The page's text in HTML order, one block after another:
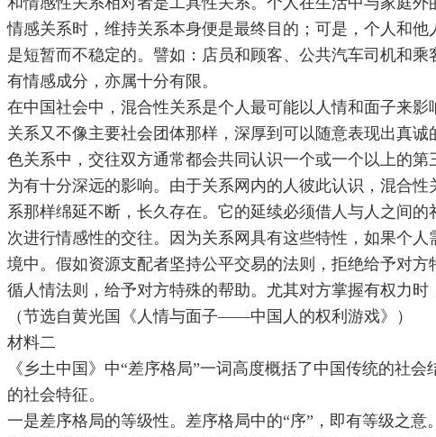
情感关系时，维持关系本身便是最终目的；可是，个人和
是短暂而不稳定的。譬如：店员和顾客、公共汽车司机和
有情感成分，亦属十分有限。
在中国社会中，混合性关系是个人最可能以人情和面子来
关系又不像主要社会团体那样，深厚到可以随意表现出真
色关系中，交往双方通常都会共同认识一个或一个以上的
为有十分深远的影响。由于关系网内的人彼此认识，混合
系那样绵延不断，长久存在。它的延续必须借人与人之间
次进行情感性的交往。因为关系网具有这些特性，如果个
境中。假如资源支配者坚持公平交易的法则，拒绝给予对
循人情法则，给予对方特殊的帮助。尤其对方掌握有权力时
（节选自黄光国《人情与面子——中国人的权利游戏》）
材料二
《乡土中国》中“差序格局”一词高度概括了中国传统的社
的社会特征。
一是差序格局的等级性。差序格局中的“序”，即有等级之